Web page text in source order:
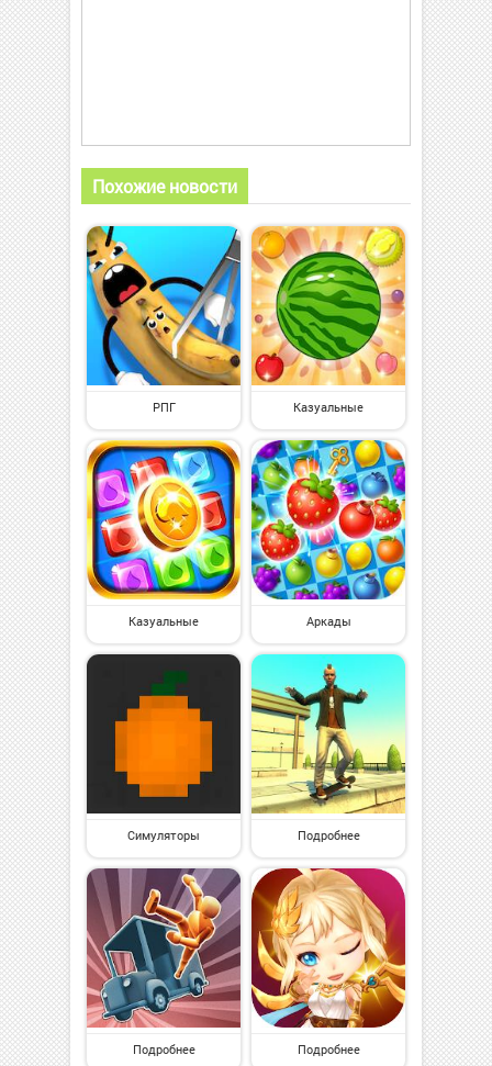
Похожие новости
РПГ Казуальные
Казуальные Аркады
Симуляторы Подробнее
Подробнее Подробнее